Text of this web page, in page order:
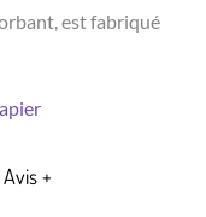
est fabriqué
+